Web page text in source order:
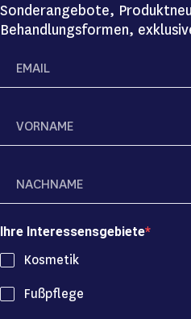
Sonderangebote,
Behandlungsformen,
Ihre Interessensgebiete
Kosmetik
Fußpflege